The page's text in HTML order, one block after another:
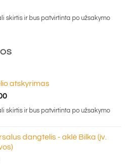
skirtis ir bus patvirtinta po užsakymo
atskyrimas
Price
range:
€91.00
skirtis ir bus patvirtinta po užsakymo
dangtelis - aklė Bilka (įv.